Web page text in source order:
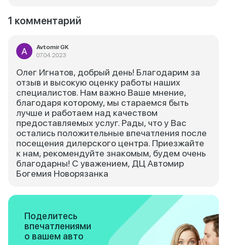
1 комментарий
Avtomir GK
07.04.2023
Олег Игнатов, добрый день! Благодарим за
отзыв и высокую оценку работы наших
специалистов. Нам важно Ваше мнение,
благодаря которому, мы стараемся быть
лучше и работаем над качеством
предоставляемых услуг. Рады, что у Вас
остались положительные впечатления после
посещения дилерского центра. Приезжайте
к нам, рекомендуйте знакомым, будем очень
благодарны! С уважением, ДЦ Автомир
Богемия Новорязанка
Поделитесь
впечатлениями
о вашем авто